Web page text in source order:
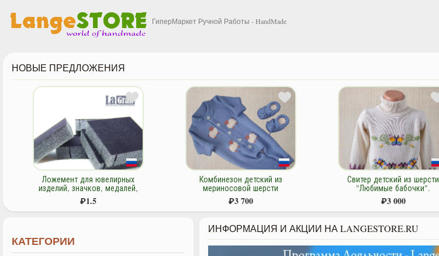
ГиперМаркет Ручной Работы - HandMade
НОВЫЕ ПРЕДЛОЖЕНИЯ
Ложемент для ювелирных
изделий, значков, медалей,
сувенирной продукции на
поролоновой основе
₽1.5
Комбинезон детский из
мериносовой шерсти
"Барашки" и пинетки.
₽3 700
Свитер детский из шерсти
"Любимые бабочки".
₽3 000
КАТЕГОРИИ
ИНФОРМАЦИЯ И АКЦИИ НА LANGESTORE.RU